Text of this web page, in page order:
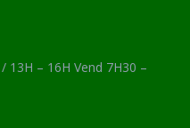
13H – 16H Vend 7H30 –